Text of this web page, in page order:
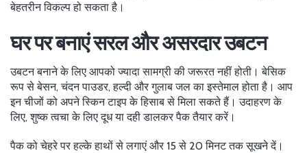
बेहतरीन विकल्प हो सकता है।
घर पर बनाएं सरल और असरदार उबटन
उबटन बनाने के लिए आपको ज्यादा सामग्री की जरूरत नहीं होती। बेसिक
रूप से बेसन, चंदन पाउडर, हल्दी और गुलाब जल का इस्तेमाल होता है। आप
इन चीजों को अपने स्किन टाइप के हिसाब से मिला सकते हैं। उदाहरण के
लिए, शुष्क त्वचा के लिए दूध या दही डालकर पैक तैयार करें।
पैक को चेहरे पर हल्के हाथों से लगाएं और 15 से 20 मिनट तक सूखने दें।